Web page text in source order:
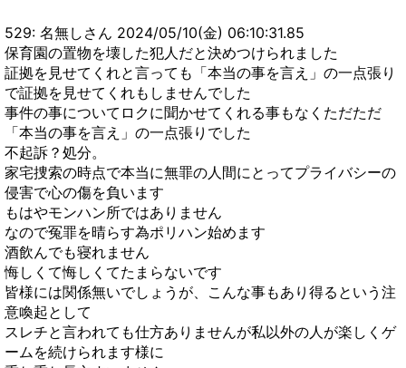
529: 名無しさん 2024/05/10(金) 06:10:31.85
保育園の置物を壊した犯人だと決めつけられました
証拠を見せてくれと言っても「本当の事を言え」の一点張り
で証拠を見せてくれもしませんでした
事件の事についてロクに聞かせてくれる事もなくただただ
「本当の事を言え」の一点張りでした
不起訴？処分。
家宅捜索の時点で本当に無罪の人間にとってプライバシーの
侵害で心の傷を負います
もはやモンハン所ではありません
なので冤罪を晴らす為ポリハン始めます
酒飲んでも寝れません
悔しくて悔しくてたまらないです
皆様には関係無いでしょうが、こんな事もあり得るという注
意喚起として
スレチと言われても仕方ありませんが私以外の人が楽しくゲ
ームを続けられます様に